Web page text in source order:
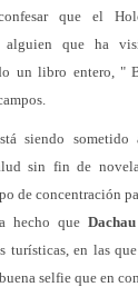
que el
alguien que ha
un libro entero, "
siendo sometido
sin fin de
de concentración
hecho que Dachau
turísticas, en las
selfie que en